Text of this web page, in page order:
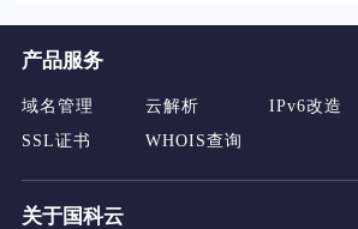
产品服务
域名管理 云解析 IPv6改造
SSL证书
WHOIS查询
关于国科云